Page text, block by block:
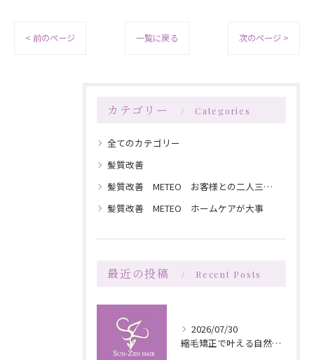
< 前のページ 一覧に戻る 次のページ >
カテゴリー Categories
全てのカテゴリー
髪質改善
髪質改善 METEO お客様との二人三脚で髪を綺麗にしていく
髪質改善 METEO ホームケアが大事
最近の投稿 Recent Posts
2026/07/30
縮毛矯正で叶える自然な艶としなやかさの秘訣